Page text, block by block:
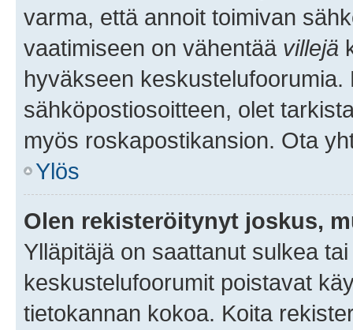
varma, että annoit toimivan
vaatimiseen on vähentää villejä
hyväkseen
sähköpostiosoitteen, olet
myös roskapostikansion. Ota
Ylös
Olen rekisteröitynyt joskus,
Ylläpitäjä on saattanut sulkea
keskustelufoorumit poistavat
tietokannan kokoa. Koita